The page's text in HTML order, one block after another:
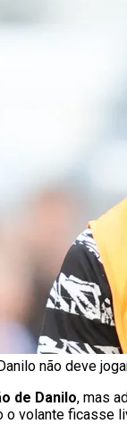
Danilo não deve
de Danilo, mas
o volante ficasse